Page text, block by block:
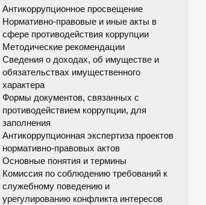
Антикоррупционное просвещение
Нормативно-правовые и иные акты в
сфере противодействия коррупции
Методические рекомендации
Сведения о доходах, об имуществе и
обязательствах имущественного
характера
Формы документов, связанных с
противодействием коррупции, для
заполнения
Антикоррупционная экспертиза проектов
нормативно-правовых актов
Основные понятия и термины
Комиссия по соблюдению требований к
служебному поведению и
урегулированию конфликта интересов